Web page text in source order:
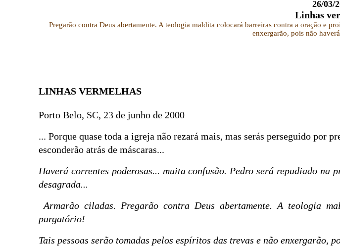
26/03/
Linhas
Pregarão contra Deus abertamente. A teologia maldita colocará barreiras contra a oração e
enxergarão, pois não
LINHAS VERMELHAS
Porto Belo, SC, 23 de junho de 2000
... Porque quase toda a igreja não rezará mais, mas serás perseguido por
esconderão atrás de máscaras...
Haverá correntes poderosas... muita confusão. Pedro será repudiado
desagrada...
Armarão ciladas. Pregarão contra Deus abertamente. A teologia
purgatório!
Tais pessoas serão tomadas pelos espíritos das trevas e não enxergarão,